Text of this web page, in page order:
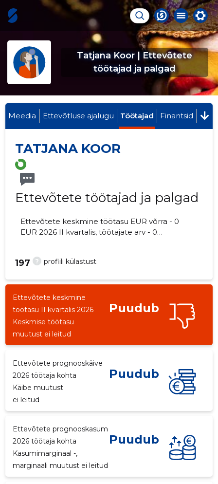
Tatjana Koor | Ettevõtete
töötajad ja palgad
Meedia Ettevõtluse ajalugu Töötajad Finantsid
TATJANA KOOR
Ettevõtete töötajad ja palgad
Ettevõtete keskmine töötasu EUR võrra - 0
EUR 2026 II kvartalis, töötajate arv - 0
? profiili külastust
197
Ettevõtete keskmine
töötasu II kvartalis 2026
Puudub
Keskmise töötasu
muutust ei leitud
Ettevõtete prognooskäive
2026 töötaja kohta
Puudub
Käibe muutust
ei leitud
Ettevõtete prognooskasum
2026 töötaja kohta
Puudub
Kasumimarginaal -,
marginaali muutust ei leitud